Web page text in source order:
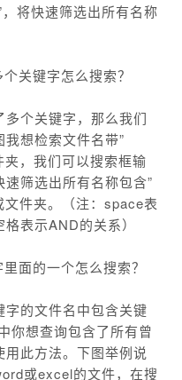
将快速筛选出所有名称
关键字怎么搜索？
个关键字，那么我们
想检索文件名带”
夹，我们可以搜索框输
筛选出所有名称包含”
文件夹。（注：space表
表示AND的关系）
的一个怎么搜索？
的文件名中包含关键
你想查询包含了所有曾
此方法。下图举例说
或excel的文件，在搜